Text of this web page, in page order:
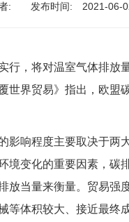
: 发布时间: 2021-06-
，将对温室气体排放
世界贸易》指出，欧盟
响程度主要取决于两
境变化的重要因素，碳
放当量来衡量。贸易强
等体积较大、接近最终